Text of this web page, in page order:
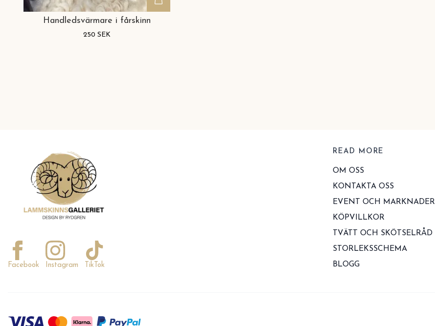
Handledsvärmare i fårskinn
250 SEK
Facebook Instagram TikTok
READ MORE
OM OSS
KONTAKTA OSS
EVENT OCH MARKNADER
KÖPVILLKOR
TVÄTT OCH SKÖTSELRÅD
STORLEKSSCHEMA
BLOGG